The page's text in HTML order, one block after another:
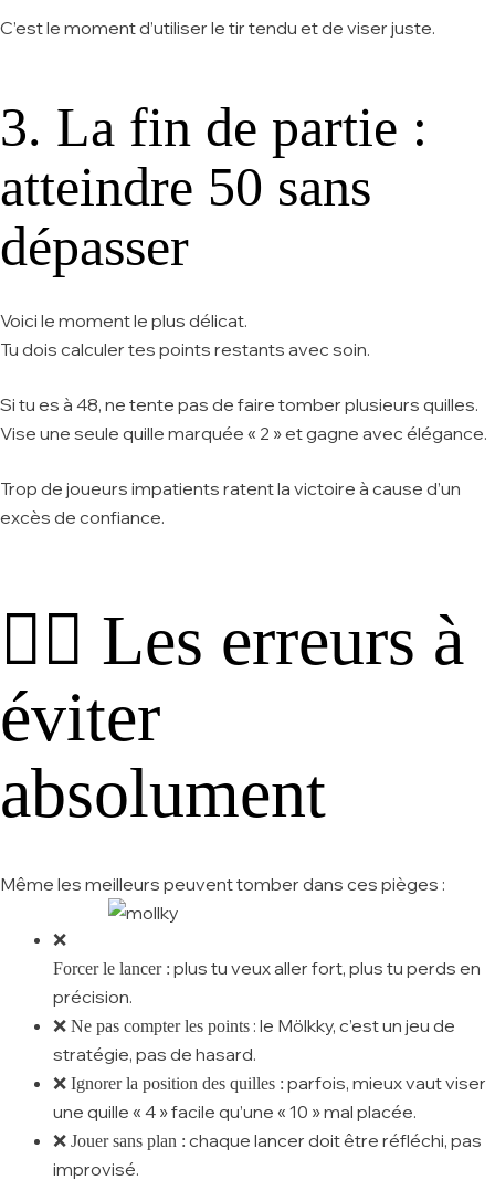
C’est le moment d’utiliser le tir tendu et de viser juste.
3. La fin de partie :
atteindre 50 sans
dépasser
Voici le moment le plus délicat.
Tu dois calculer tes points restants avec soin.
Si tu es à 48, ne tente pas de faire tomber plusieurs quilles.
Vise une seule quille marquée « 2 » et gagne avec élégance.
Trop de joueurs impatients ratent la victoire à cause d’un
excès de confiance.
🕵️‍♂️ Les erreurs à
éviter
absolument
Même les meilleurs peuvent tomber dans ces pièges :
❌
Forcer le lancer : plus tu veux aller fort, plus tu perds en
précision.
❌ Ne pas compter les points : le Mölkky, c’est un jeu de
stratégie, pas de hasard.
❌ Ignorer la position des quilles : parfois, mieux vaut viser
une quille « 4 » facile qu’une « 10 » mal placée.
❌ Jouer sans plan : chaque lancer doit être réfléchi, pas
improvisé.